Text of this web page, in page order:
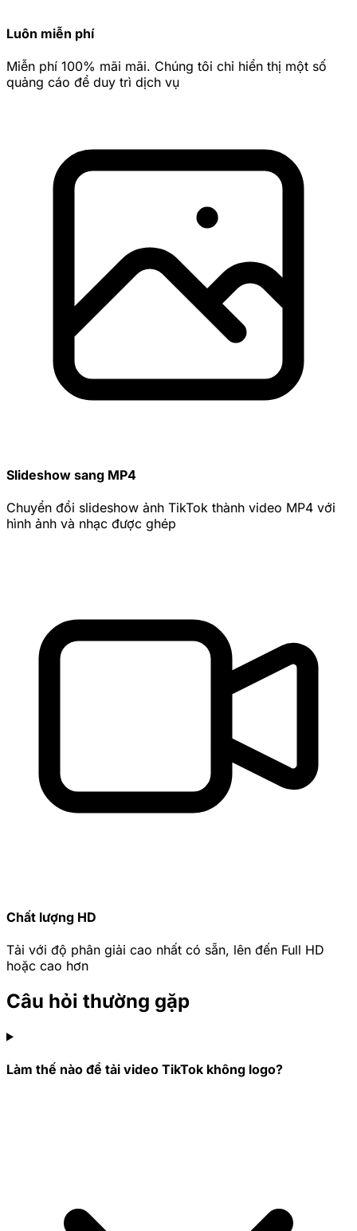
Luôn miễn phí
Miễn phí 100% mãi mãi. Chúng tôi chỉ hiển thị một số
quảng cáo để duy trì dịch vụ
Slideshow sang MP4
Chuyển đổi slideshow ảnh TikTok thành video MP4 với
hình ảnh và nhạc được ghép
Chất lượng HD
Tải với độ phân giải cao nhất có sẵn, lên đến Full HD
hoặc cao hơn
Câu hỏi thường gặp
Làm thế nào để tải video TikTok không logo?